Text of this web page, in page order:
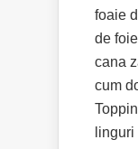
foaie
de
cana
cum